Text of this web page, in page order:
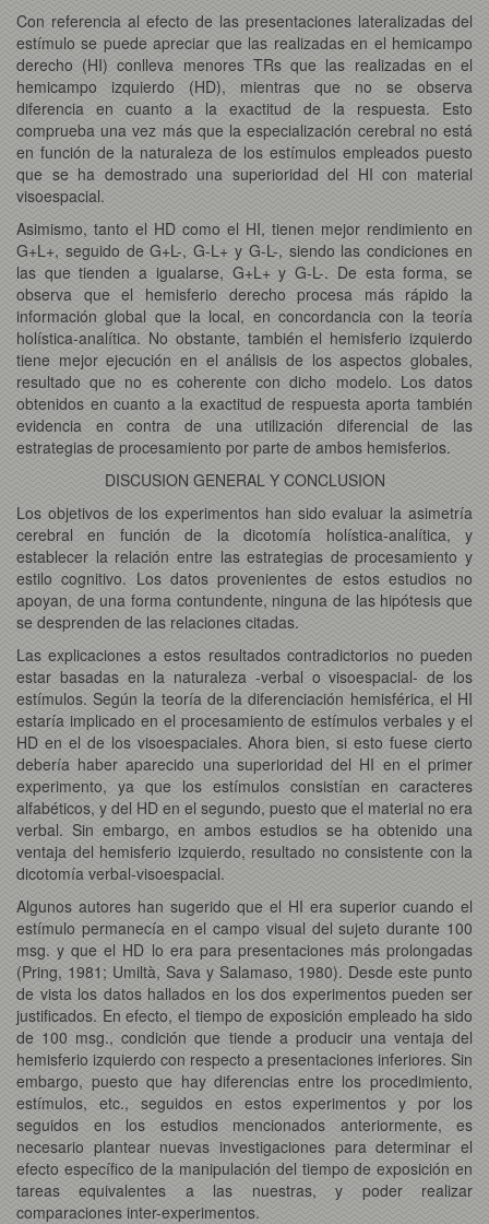
Con referencia al efecto de las presentaciones lateralizadas del
estímulo se puede apreciar que las realizadas en el hemicampo
derecho (HI) conlleva menores TRs que las realizadas en el
hemicampo izquierdo (HD), mientras que no se observa
diferencia en cuanto a la exactitud de la respuesta. Esto
comprueba una vez más que la especialización cerebral no está
en función de la naturaleza de los estímulos empleados puesto
que se ha demostrado una superioridad del HI con material
visoespacial.
Asimismo, tanto el HD como el HI, tienen mejor rendimiento en
G+L+, seguido de G+L-, G-L+ y G-L-, siendo las condiciones en
las que tienden a igualarse, G+L+ y G-L-. De esta forma, se
observa que el hemisferio derecho procesa más rápido la
información global que la local, en concordancia con la teoría
holística-analítica. No obstante, también el hemisferio izquierdo
tiene mejor ejecución en el análisis de los aspectos globales,
resultado que no es coherente con dicho modelo. Los datos
obtenidos en cuanto a la exactitud de respuesta aporta también
evidencia en contra de una utilización diferencial de las
estrategias de procesamiento por parte de ambos hemisferios.
DISCUSION GENERAL Y CONCLUSION
Los objetivos de los experimentos han sido evaluar la asimetría
cerebral en función de la dicotomía holística-analítica, y
establecer la relación entre las estrategias de procesamiento y
estilo cognitivo. Los datos provenientes de estos estudios no
apoyan, de una forma contundente, ninguna de las hipótesis que
se desprenden de las relaciones citadas.
Las explicaciones a estos resultados contradictorios no pueden
estar basadas en la naturaleza -verbal o visoespacial- de los
estímulos. Según la teoría de la diferenciación hemisférica, el HI
estaría implicado en el procesamiento de estímulos verbales y el
HD en el de los visoespaciales. Ahora bien, si esto fuese cierto
debería haber aparecido una superioridad del HI en el primer
experimento, ya que los estímulos consistían en caracteres
alfabéticos, y del HD en el segundo, puesto que el material no era
verbal. Sin embargo, en ambos estudios se ha obtenido una
ventaja del hemisferio izquierdo, resultado no consistente con la
dicotomía verbal-visoespacial.
Algunos autores han sugerido que el HI era superior cuando el
estímulo permanecía en el campo visual del sujeto durante 100
msg. y que el HD lo era para presentaciones más prolongadas
(Pring, 1981; Umiltà, Sava y Salamaso, 1980). Desde este punto
de vista los datos hallados en los dos experimentos pueden ser
justificados. En efecto, el tiempo de exposición empleado ha sido
de 100 msg., condición que tiende a producir una ventaja del
hemisferio izquierdo con respecto a presentaciones inferiores. Sin
embargo, puesto que hay diferencias entre los procedimiento,
estímulos, etc., seguidos en estos experimentos y por los
seguidos en los estudios mencionados anteriormente, es
necesario plantear nuevas investigaciones para determinar el
efecto específico de la manipulación del tiempo de exposición en
tareas equivalentes a las nuestras, y poder realizar
comparaciones inter-experimentos.